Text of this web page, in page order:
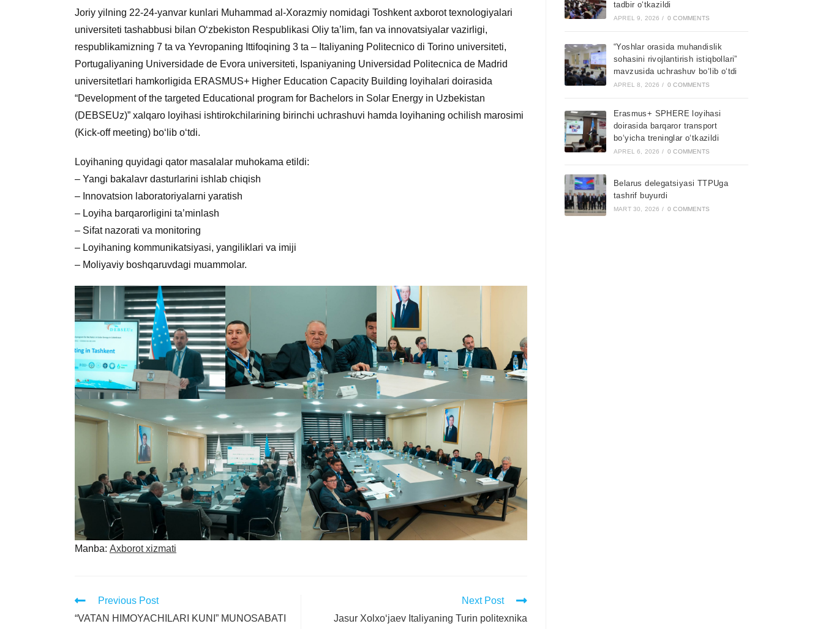
Joriy yilning 22-24-yanvar kunlari Muhammad al-Xorazmiy nomidagi Toshkent axborot texnologiyalari
universiteti tashabbusi bilan O‘zbekiston Respublikasi Oliy ta’lim, fan va innovatsiyalar vazirligi,
respublikamizning 7 ta va Yevropaning Ittifoqining 3 ta – Italiyaning Politecnico di Torino universiteti,
Portugaliyaning Universidade de Evora universiteti, Ispaniyaning Universidad Politecnica de Madrid
universitetlari hamkorligida ERASMUS+ Higher Education Capacity Building loyihalari doirasida
“Development of the targeted Educational program for Bachelors in Solar Energy in Uzbekistan
(DEBSEUz)” xalqaro loyihasi ishtirokchilarining birinchi uchrashuvi hamda loyihaning ochilish marosimi
(Kick-off meeting) bo‘lib o‘tdi.
Loyihaning quyidagi qator masalalar muhokama etildi:
– Yangi bakalavr dasturlarini ishlab chiqish
– Innovatsion laboratoriyalarni yaratish
– Loyiha barqarorligini ta’minlash
– Sifat nazorati va monitoring
– Loyihaning kommunikatsiyasi, yangiliklari va imiji
– Moliyaviy boshqaruvdagi muammolar.
Manba: Axborot xizmati
Previous Post
“VATAN HIMOYACHILARI KUNI” MUNOSABATI
Next Post
Jasur Xolxo‘jaev Italiyaning Turin politexnika
tadbir o‘tkazildi
APREL 9, 2026 / 0 COMMENTS
“Yoshlar orasida muhandislik
sohasini rivojlantirish istiqbollari”
mavzusida uchrashuv bo‘lib o‘tdi
APREL 8, 2026 / 0 COMMENTS
Erasmus+ SPHERE loyihasi
doirasida barqaror transport
bo‘yicha treninglar o‘tkazildi
APREL 6, 2026 / 0 COMMENTS
Belarus delegatsiyasi TTPUga
tashrif buyurdi
MART 30, 2026 / 0 COMMENTS